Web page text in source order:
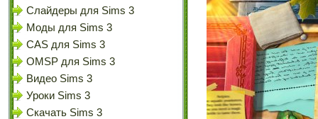
Слайдеры для Sims 3
Моды для Sims 3
CAS для Sims 3
OMSP для Sims 3
Видео Sims 3
Уроки Sims 3
Скачать Sims 3